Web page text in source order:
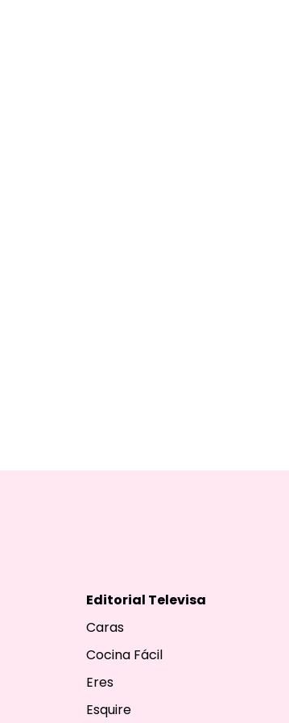
Editorial Televisa
Caras
Cocina Fácil
Eres
Esquire